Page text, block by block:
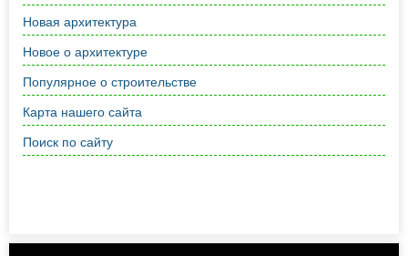
Новая архитектура
Новое о архитектуре
Популярное о строительстве
Карта нашего сайта
Поиск по сайту